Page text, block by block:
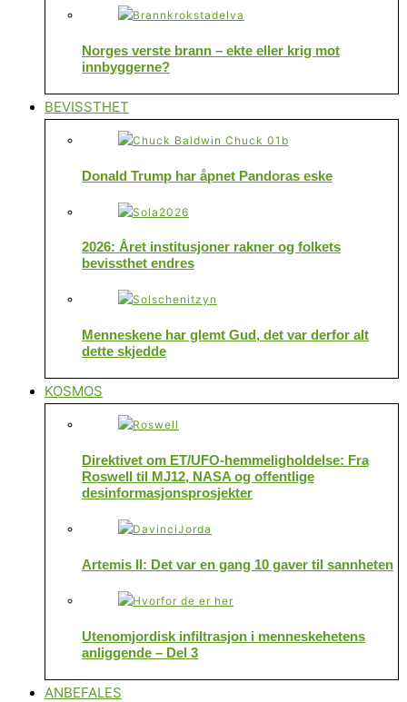
Norges verste brann – ekte eller krig mot
innbyggerne?
BEVISSTHET
Donald Trump har åpnet Pandoras eske
2026: Året institusjoner rakner og folkets
bevissthet endres
Menneskene har glemt Gud, det var derfor alt
dette skjedde
KOSMOS
Direktivet om ET/UFO-hemmeligholdelse: Fra
Roswell til MJ12, NASA og offentlige
desinformasjonsprosjekter
Artemis II: Det var en gang 10 gaver til sannheten
Utenomjordisk infiltrasjon i menneskehetens
anliggende – Del 3
ANBEFALES